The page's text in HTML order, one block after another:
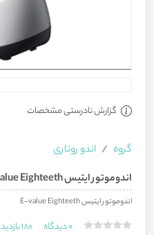
گزارش نادرستی مشخصات
گروه
اندو روتاری
اندوموتور ایتیس E-value Eighteeth
اندوموتور ایتیس E-value Eighteeth
0دیدگاه 180بازدید